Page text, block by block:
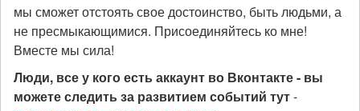
мы сможет отстоять свое достоинство, быть людьми, а
не пресмыкающимися. Присоединяйтесь ко мне!
Вместе мы сила!
Люди, все у кого есть аккаунт во Вконтакте - вы
можете следить за развитием событий тут-